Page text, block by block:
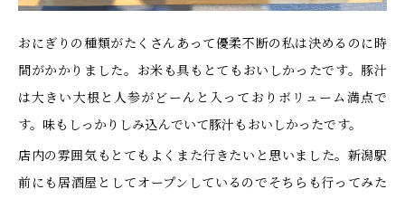
おにぎりの種類がたくさんあって優柔不断の私は決めるのに時
間がかかりました。お米も具もとてもおいしかったです。豚汁
は大きい大根と人参がどーんと入っておりボリューム満点で
す。味もしっかりしみ込んでいて豚汁もおいしかったです。
店内の雰囲気もとてもよくまた行きたいと思いました。新潟駅
前にも居酒屋としてオープンしているのでそちらも行ってみた